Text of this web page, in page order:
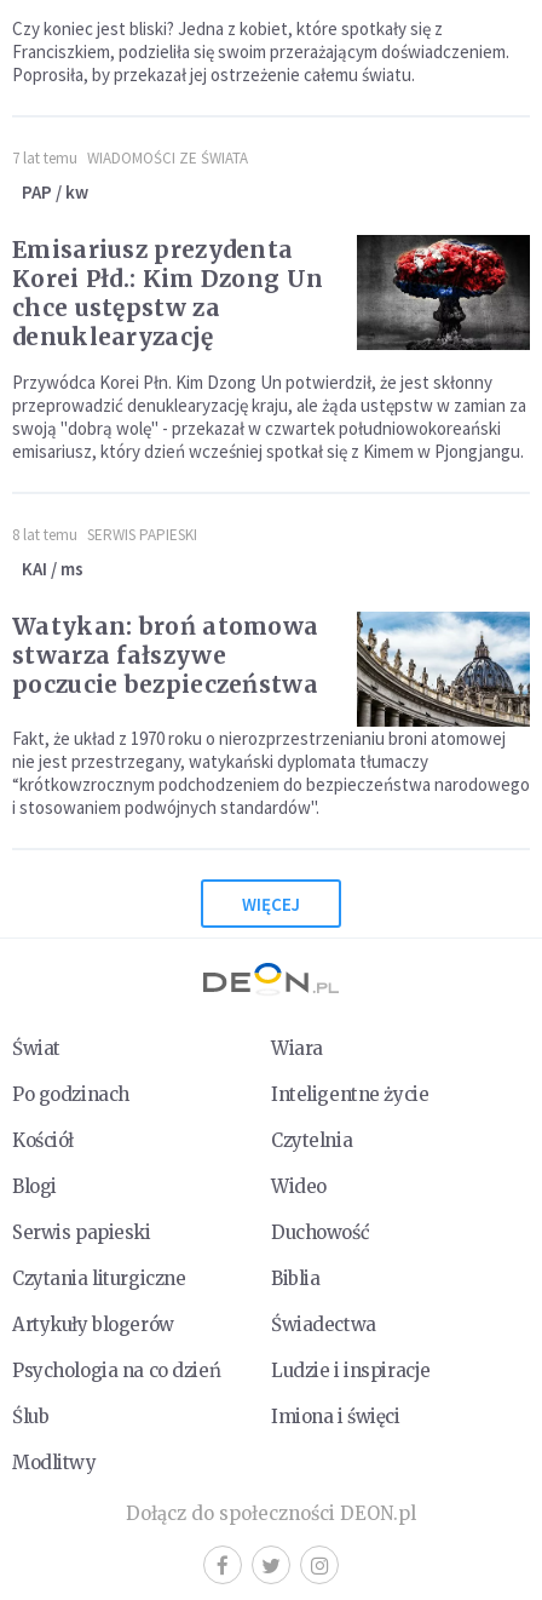
Czy koniec jest bliski? Jedna z kobiet, które spotkały się z
Franciszkiem, podzieliła się swoim przerażającym doświadczeniem.
Poprosiła, by przekazał jej ostrzeżenie całemu światu.
7 lat temu WIADOMOŚCI ZE ŚWIATA
PAP / kw
Emisariusz prezydenta
Korei Płd.: Kim Dzong Un
chce ustępstw za
denuklearyzację
Przywódca Korei Płn. Kim Dzong Un potwierdził, że jest skłonny
przeprowadzić denuklearyzację kraju, ale żąda ustępstw w zamian za
swoją "dobrą wolę" - przekazał w czwartek południowokoreański
emisariusz, który dzień wcześniej spotkał się z Kimem w Pjongjangu.
8 lat temu SERWIS PAPIESKI
KAI / ms
Watykan: broń atomowa
stwarza fałszywe
poczucie bezpieczeństwa
Fakt, że układ z 1970 roku o nierozprzestrzenianiu broni atomowej
nie jest przestrzegany, watykański dyplomata tłumaczy
“krótkowzrocznym podchodzeniem do bezpieczeństwa narodowego
i stosowaniem podwójnych standardów".
WIĘCEJ
Świat
Wiara
Po godzinach
Inteligentne życie
Kościół
Czytelnia
Blogi
Wideo
Serwis papieski
Duchowość
Czytania liturgiczne
Biblia
Artykuły blogerów
Świadectwa
Psychologia na co dzień
Ludzie i inspiracje
Ślub
Imiona i święci
Modlitwy
Dołącz do społeczności DEON.pl